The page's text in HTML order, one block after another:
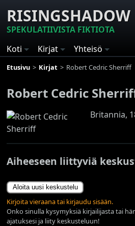
RISINGSHADOW
SPEKULATIIVISTA FIKTIOTA
Koti
Kirjat Yhteisö
Etusivu Kirjat Robert Cedric Sherriff
Robert Cedric
Britannia,
Aiheeseen liittyviä
Aloita uusi keskustelu
Kirjoita vieraana tai kirjaudu sisään.
Onko sinulla kysymyksiä kirjailijasta tai
ajatuksesi ja liity keskusteluun!